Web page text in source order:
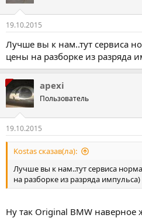
19.10.2015
Лучше вы к нам..тут сервиса
цены на разборке из разряда
apexi
Пользователь
19.10.2015
Kostas сказав(ла):
Лучше вы к нам..тут сервиса
на разборке из разряда импульса)
Ну так Original BMW наверное